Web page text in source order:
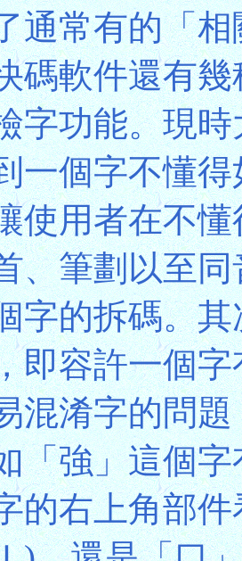
通常有的「
碼軟件還有
字功能。現
一個字不懂
使用者在不
、筆劃以至
字的拆碼。
即容許一個
混淆字的問
「強」這個
的右上角部